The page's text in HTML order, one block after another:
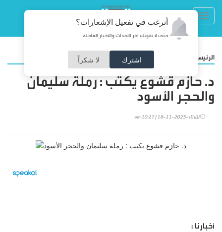
أترغب في تفعيل الإشعارات؟
حتى لا تفوتك آخر الأحداث والأخبار العاجلة
اشترك لا شكراً الرئيسية
د. حازم قشوع يكتب : رملة سليمان
والحجر الأسود
الثلاثاء-2025-11-18 | 10:27 am
أخبارنا :